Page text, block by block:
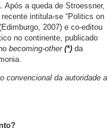
a queda de Stroessner,
intitula-se “Politics on
2007) e co-editou
no continente, publicado
becoming-other(*) da
convencional da autoridade a